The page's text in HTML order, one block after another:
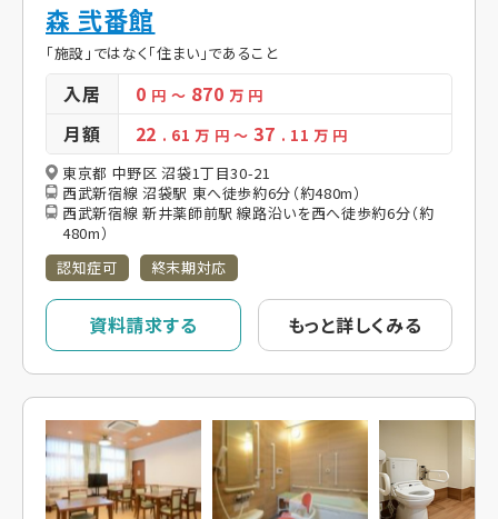
森 弐番館
「施設」ではなく「住まい」であること
入居 0 円 ～ 870万 円
月額 22 . 61万 円 ～ 37 . 11 万 円
東京都 中野区 沼袋1丁目30-21
西武新宿線 沼袋駅 東へ徒歩約6分（約480m）
西武新宿線 新井薬師前駅 線路沿いを西へ徒歩約6分（約
480m）
認知症可
終末期対応
資料請求する もっと詳しくみる